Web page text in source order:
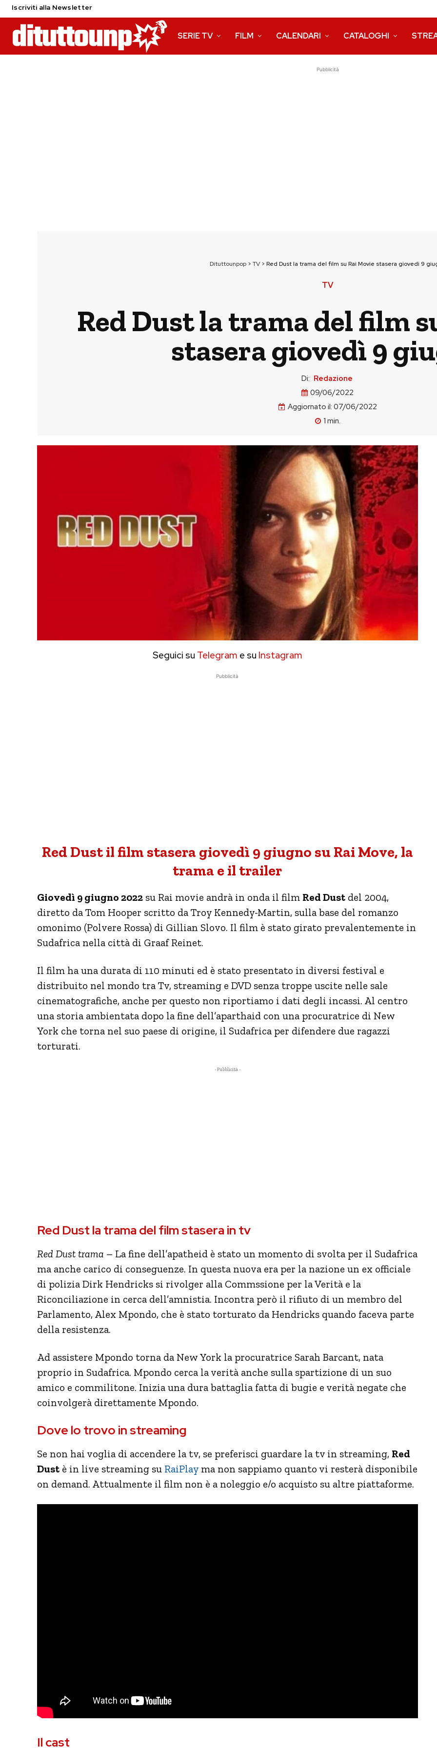
Iscriviti alla Newsletter
SERIE TV FILM CALENDARI CATALOGHI
Pubblicità
Dituttounpop> TV> Red Dust la trama del film su Rai Movie stasera giovedì 9
TV
Red Dust la trama del film
stasera giovedì 9
Di: Redazione
09/06/2022
Aggiornato il: 07/06/2022
1 min.
Seguici su Telegram e su Instagram
Pubblicità
Red Dust il film stasera giovedì 9 giugno su Rai Move, la
trama e il trailer
Giovedì 9 giugno 2022 su Rai movie andrà in onda il film Red Dust del 2004,
diretto da Tom Hooper scritto da Troy Kennedy-Martin, sulla base del romanzo
omonimo (Polvere Rossa) di Gillian Slovo. Il film è stato girato prevalentemente in
Sudafrica nella città di Graaf Reinet.
Il film ha una durata di 110 minuti ed è stato presentato in diversi festival e
distribuito nel mondo tra Tv, streaming e DVD senza troppe uscite nelle sale
cinematografiche, anche per questo non riportiamo i dati degli incassi. Al centro
una storia ambientata dopo la fine dell’aparthaid con una procuratrice di New
York che torna nel suo paese di origine, il Sudafrica per difendere due ragazzi
torturati.
- Pubblicità -
Red Dust la trama del film stasera in tv
Red Dust trama – La fine dell’apatheid è stato un momento di svolta per il Sudafrica
ma anche carico di conseguenze. In questa nuova era per la nazione un ex officiale
di polizia Dirk Hendricks si rivolger alla Commssione per la Verità e la
Riconciliazione in cerca dell’amnistia. Incontra però il rifiuto di un membro del
Parlamento, Alex Mpondo, che è stato torturato da Hendricks quando faceva parte
della resistenza.
Ad assistere Mpondo torna da New York la procuratrice Sarah Barcant, nata
proprio in Sudafrica. Mpondo cerca la verità anche sulla spartizione di un suo
amico e commilitone. Inizia una dura battaglia fatta di bugie e verità negate che
coinvolgerà direttamente Mpondo.
Dove lo trovo in streaming
Se non hai voglia di accendere la tv, se preferisci guardare la tv in streaming, Red
Dust è in live streaming su RaiPlay ma non sappiamo quanto vi resterà disponibile
on demand. Attualmente il film non è a noleggio e/o acquisto su altre piattaforme.
Il cast